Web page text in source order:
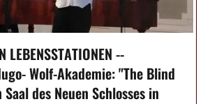
LEBENSSTATIONEN --
Wolf-Akademie: "The Blind
des Neuen Schlosses in